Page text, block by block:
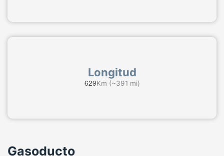
Longitud
629Km (~391 mi)
Gasoducto